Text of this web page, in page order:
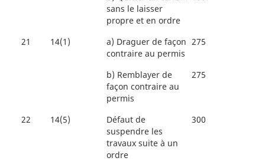
sans le laisser
propre et en ordre
21 14(1) a) Draguer de façon
contraire au permis
275
b) Remblayer de
façon contraire au
permis
275
22 14(5)
Défaut de
suspendre les
travaux suite à un
ordre
300